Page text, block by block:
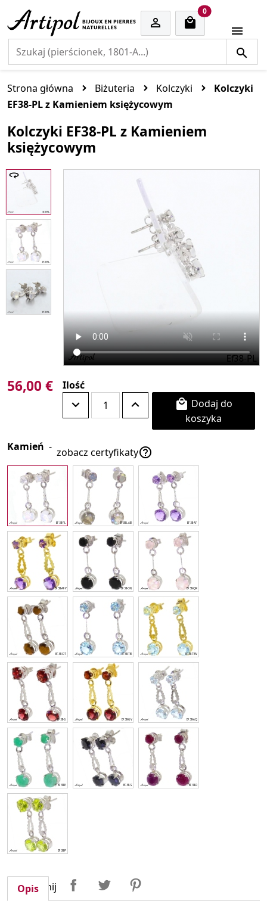

0cart items

Strona główna Biżuteria Kolczyki
Kolczyki
EF38-PL z Kamieniem księżycowym
Kolczyki EF38-PL z Kamieniem
księżycowym
56,00 € Ilość

koszyka
Kamień - zobacz certyfikaty
Udostępnij UdostępnijTweetuj
Opis